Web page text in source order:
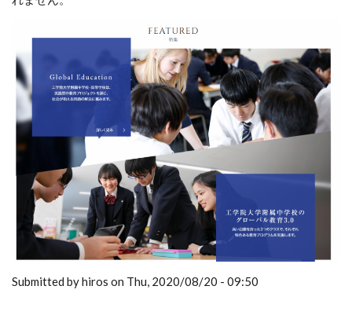
Submitted by hiros on Thu, 2020/08/20 - 09:50